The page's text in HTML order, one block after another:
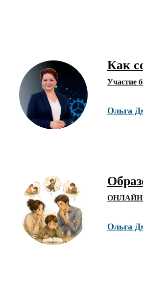
Как
Участие
Ольга
ОНЛАЙН-
Ольга